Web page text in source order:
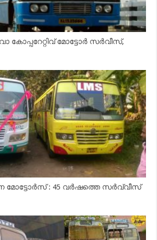
മോട്ടോര്‍ സര്‍വീസ്,
മോട്ടോർസ് : 45 വർഷത്തെ സർവ്വീസ്